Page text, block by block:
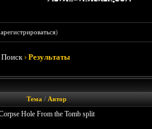
)
Поиск ›Результаты
Тема / Автор
Hole From the Tomb split